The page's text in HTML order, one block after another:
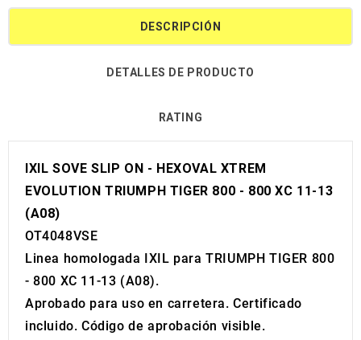
DESCRIPCIÓN
DETALLES DE PRODUCTO
RATING
IXIL SOVE SLIP ON - HEXOVAL XTREM
EVOLUTION TRIUMPH TIGER 800 - 800 XC 11-13
(A08)
OT4048VSE
Linea homologada IXIL para TRIUMPH TIGER 800
- 800 XC 11-13 (A08).
Aprobado para uso en carretera. Certificado
incluido. Código de aprobación visible.